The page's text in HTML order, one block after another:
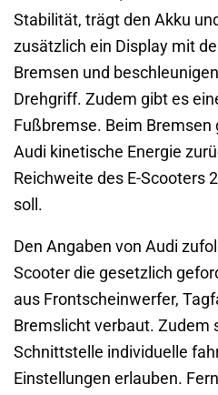
Stabilität, trägt den Akku
zusätzlich ein Display mit
Bremsen und
Drehgriff. Zudem gibt es
Fußbremse. Beim Bremsen
Audi kinetische Energie
Reichweite des E-Scooters
soll.
Den Angaben von Audi
Scooter die gesetzlich
aus Frontscheinwerfer,
Bremslicht verbaut. Zudem
Schnittstelle individuelle
Einstellungen erlauben.